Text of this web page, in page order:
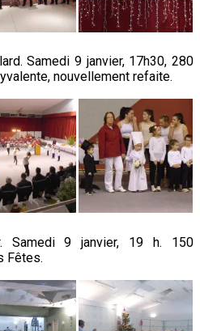
Samedi 9 janvier, 17h30, 280
nouvellement refaite.
Samedi 9 janvier, 19 h. 150
Fêtes.